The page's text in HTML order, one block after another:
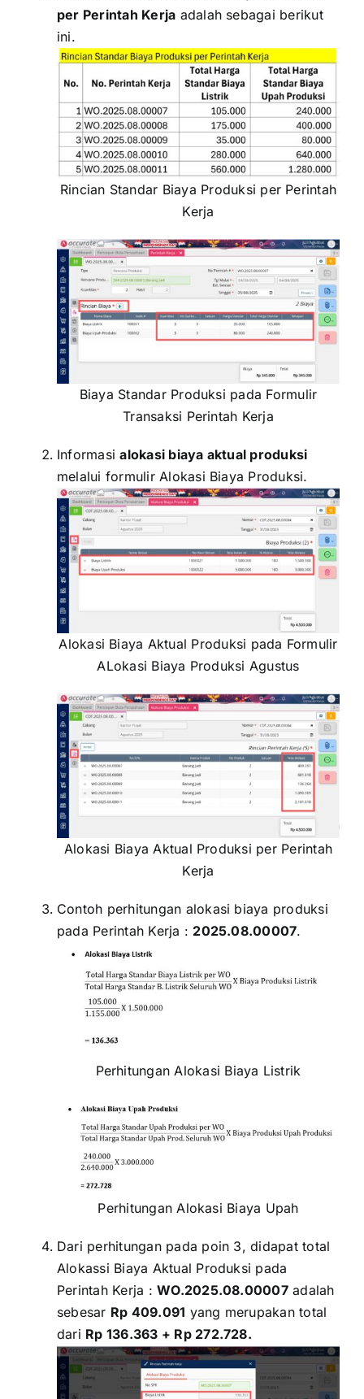
per Perintah Kerja adalah sebagai berikut
ini.
Rincian Standar Biaya Produksi per Perintah
Kerja
Biaya Standar Produksi pada Formulir
Transaksi Perintah Kerja
Informasialokasi biaya aktual produksi
melalui formulir Alokasi Biaya Produksi.
Alokasi Biaya Aktual Produksi pada Formulir
ALokasi Biaya Produksi Agustus
Alokasi Biaya Aktual Produksi per Perintah
Kerja
Contoh perhitungan alokasi biaya produksi
pada Perintah Kerja : 2025.08.00007.
Perhitungan Alokasi Biaya Listrik
Perhitungan Alokasi Biaya Upah
Dari perhitungan pada poin 3, didapat total
Alokassi Biaya Aktual Produksi pada
Perintah Kerja :WO.2025.08.00007adalah
sebesar Rp 409.091 yang merupakan total
dari Rp 136.363 + Rp 272.728.